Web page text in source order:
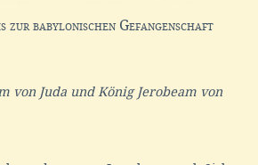
zur babylonischen Gefangenschaft
von Juda und König Jerobeam von